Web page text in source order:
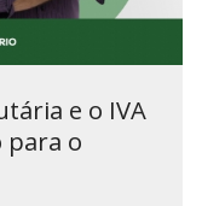
e o IVA
para o